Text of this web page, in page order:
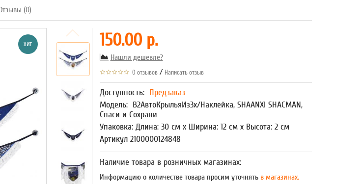
(0)
ХИТ 150.00 р.
Нашли дешевле?
0 отзывов / Написать отзыв
Доступность: Предзаказ
Модель: В2АвтоКрыльяИз3х/Наклейка, SHAANXI SHACMAN,
Спаси и Сохрани
Упаковка: Длина: 30 см x Ширина: 12 см x Высота: 2 см
Артикул 2100000124848
Наличие товара в розничных магазинах:
Информацию о количестве товара просим уточнятьв магазинах.